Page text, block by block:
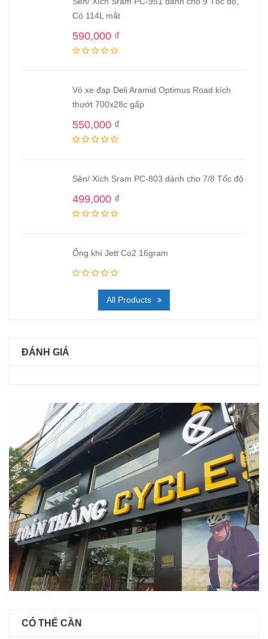
Có 114L mắt
590,000 ₫
Vỏ xe đạp Deli Aramid Optimus Road kích
thướt 700x28c gấp
550,000 ₫
Sên/ Xích Sram PC-803 dành cho 7/8 Tốc độ
499,000 ₫
Ống khí Jett Co2 16gram
All Products
ĐÁNH GIÁ
CÓ THỂ CẦN